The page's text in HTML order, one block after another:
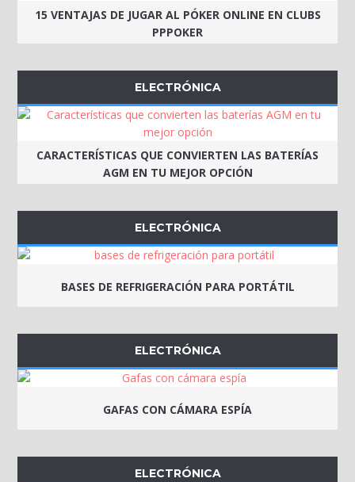
15 VENTAJAS DE JUGAR AL PÓKER ONLINE EN CLUBS
PPPOKER
ELECTRÓNICA
CARACTERÍSTICAS QUE CONVIERTEN LAS BATERÍAS
AGM EN TU MEJOR OPCIÓN
ELECTRÓNICA
BASES DE REFRIGERACIÓN PARA PORTÁTIL
ELECTRÓNICA
GAFAS CON CÁMARA ESPÍA
ELECTRÓNICA